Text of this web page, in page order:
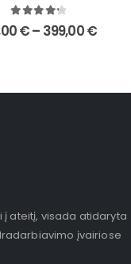
4.00 out of 5
€–111,00€
į ateitį, visada atidaryta
įvairiose